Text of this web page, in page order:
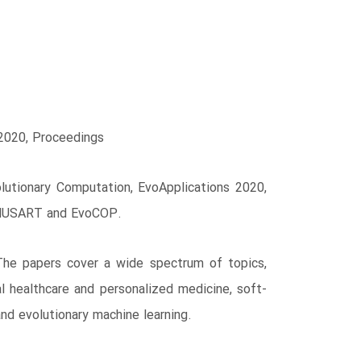
Proceedings
Computation, EvoApplications 2020,
and EvoCOP.
papers cover a wide spectrum of topics,
and personalized medicine, soft-
evolutionary machine learning.